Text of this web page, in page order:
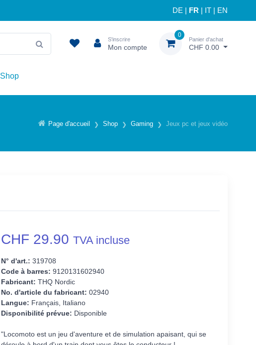
DE FR IT EN
S'inscrire
Mon compte
0
Panier d'achat
CHF 0.00
Shop
Page d'accueil Shop Gaming Jeux pc et jeux vidéo
CHF 29.90 TVA incluse
N° d'art.: 319708
Code à barres: 9120131602940
Fabricant: THQ Nordic
No. d'article du fabricant: 02940
Langue: Français, Italiano
Disponibilité prévue: Disponible
"Locomoto est un jeu d'aventure et de simulation apaisant, qui se